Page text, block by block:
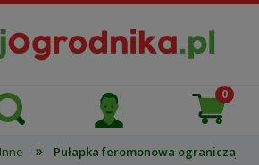
Inne » Pułapka feromonowa